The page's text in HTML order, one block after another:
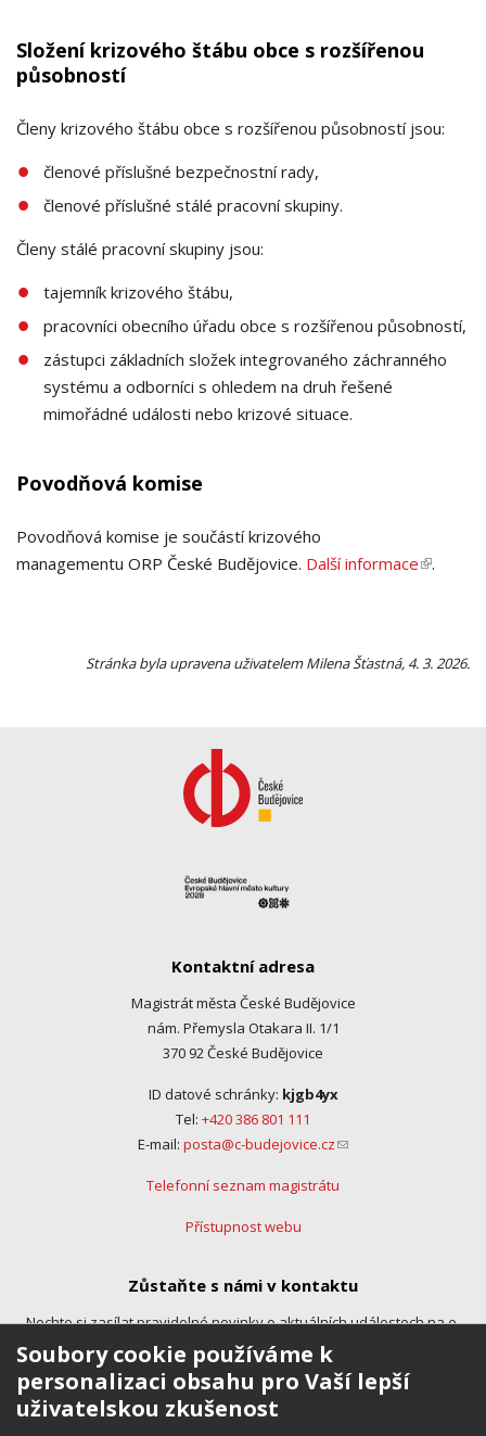
Složení krizového štábu obce s rozšířenou
působností
Členy krizového štábu obce s rozšířenou působností jsou:
členové příslušné bezpečnostní rady,
členové příslušné stálé pracovní skupiny.
Členy stálé pracovní skupiny jsou:
tajemník krizového štábu,
pracovníci obecního úřadu obce s rozšířenou působností,
zástupci základních složek integrovaného záchranného
systému a odborníci s ohledem na druh řešené
mimořádné události nebo krizové situace.
Povodňová komise
Povodňová komise je součástí krizového
managementu ORP České Budějovice. Další informace(link is
.
Stránka byla upravena uživatelem Milena Šťastná, 4. 3. 2026.
Kontaktní adresa
Magistrát města České Budějovice
nám. Přemysla Otakara II. 1/1
370 92 České Budějovice
ID datové schránky: kjgb4yx
Tel: +420 386 801 111
E-mail: posta@c-budejovice.cz(link sends e-mail)
Telefonní seznam magistrátu
Přístupnost webu
Zůstaňte s námi v kontaktu
Nechte si zasílat pravidelné novinky o aktuálních událostech na e-
mail.
Soubory cookie používáme k
personalizaci obsahu pro Vaší lepší
uživatelskou zkušenost